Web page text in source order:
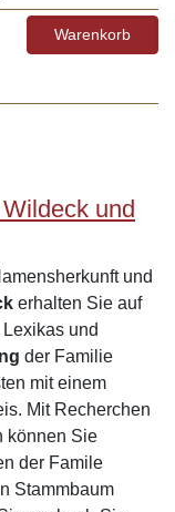
und
und
erhalten Sie auf
und
der Familie
mit einem
Mit Recherchen
können Sie
der Famile
Stammbaum